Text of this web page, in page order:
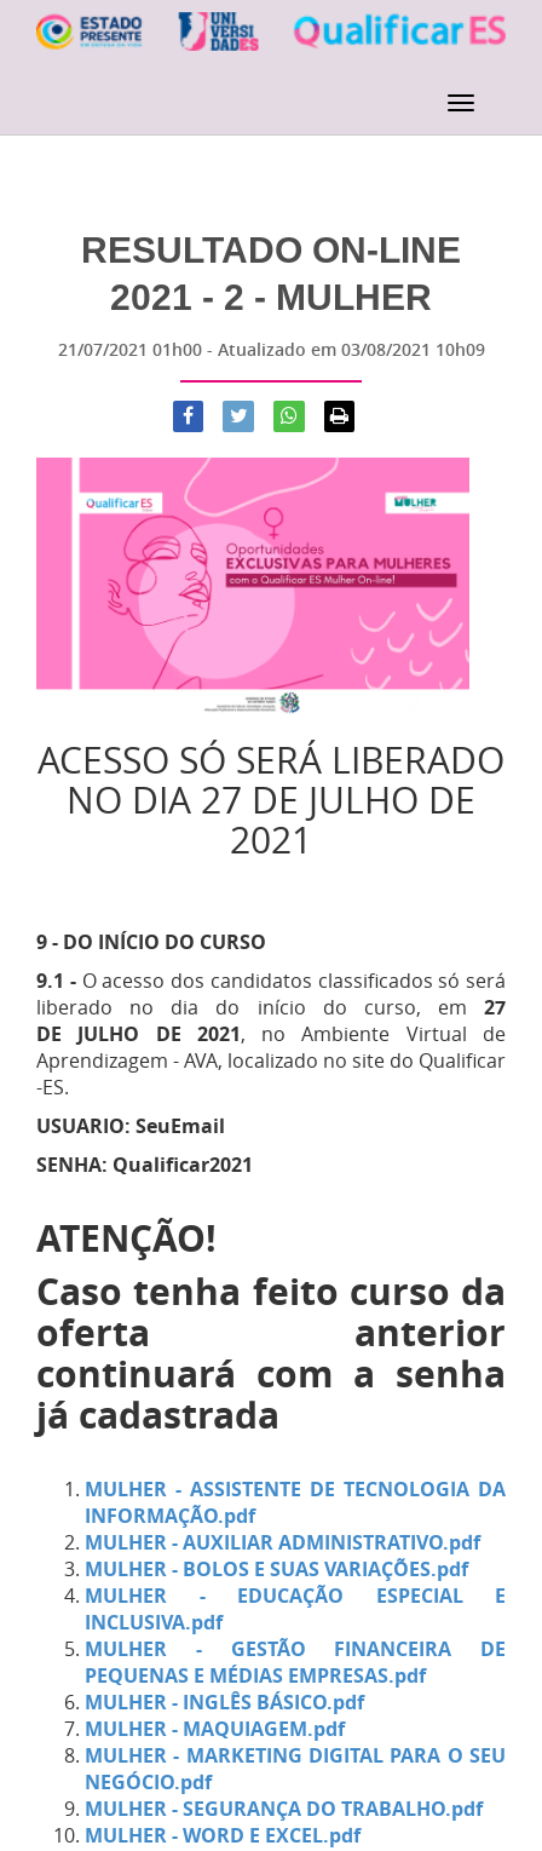
RESULTADO ON-LINE
2021 - 2 - MULHER
21/07/2021 01h00 - Atualizado em 03/08/2021 10h09
ACESSO SÓ SERÁ LIBERADO
NO DIA 27 DE JULHO DE
2021
9 - DO INÍCIO DO CURSO
9.1 - O acesso dos candidatos classificados só será
liberado no dia do início do curso, em
27
DE JULHO DE 2021, no Ambiente Virtual de
Aprendizagem - AVA, localizado no site do Qualificar
-ES.
USUARIO: SeuEmail
SENHA: Qualificar2021
ATENÇÃO!
Caso tenha feito curso da
oferta anterior
continuará com a senha
já cadastrada
MULHER - ASSISTENTE DE TECNOLOGIA DA
INFORMAÇÃO.pdf
MULHER - AUXILIAR ADMINISTRATIVO.pdf
MULHER - BOLOS E SUAS VARIAÇÕES.pdf
MULHER - EDUCAÇÃO ESPECIAL E
INCLUSIVA.pdf
MULHER - GESTÃO FINANCEIRA DE
PEQUENAS E MÉDIAS EMPRESAS.pdf
MULHER - INGLÊS BÁSICO.pdf
MULHER - MAQUIAGEM.pdf
MULHER - MARKETING DIGITAL PARA O SEU
NEGÓCIO.pdf
MULHER - SEGURANÇA DO TRABALHO.pdf
MULHER - WORD E EXCEL.pdf